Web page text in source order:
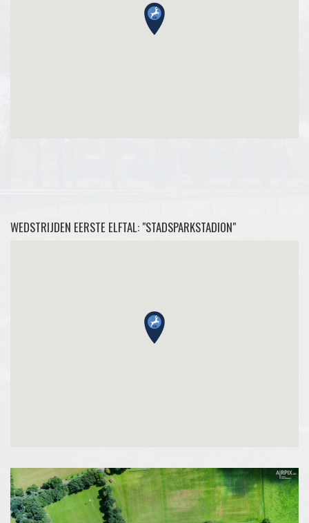
WEDSTRIJDEN EERSTE ELFTAL: "STADSPARKSTADION"